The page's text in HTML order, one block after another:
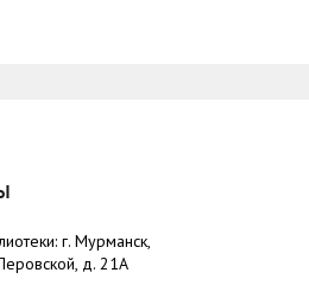
г. Мурманск,
д. 21А